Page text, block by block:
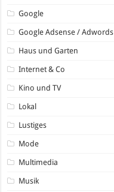
Google
Google Adsense / Adwords
Haus und Garten
Internet & Co
Kino und TV
Lokal
Lustiges
Mode
Multimedia
Musik